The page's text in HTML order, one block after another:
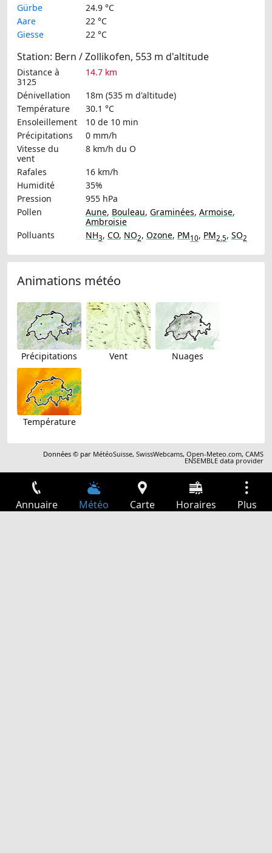
Gürbe
24.9 °C
Aare
22 °C
Giesse
22 °C
Station: Bern / Zollikofen, 553 m d'altitude
Distance à
3125
14.7 km
Dénivellation
18m (535 m d'altitude)
Température
30.1 °C
Ensoleillement
10 de 10 min
Précipitations
0 mm/h
Vitesse du
vent
8 km/h du O
Rafales
16 km/h
Humidité
35%
Pression
955 hPa
Pollen
Aune, Bouleau, Graminées, Armoise,
Ambroisie
Polluants
NH3, CO, NO2, Ozone, PM10, PM2.5, SO2
Animations météo
Précipitations Vent Nuages
Température
Données © par MétéoSuisse,SwissWebcams,Open-Meteo.com,CAMS
ENSEMBLE data provider
Annuaire Météo Carte Horaires Plus